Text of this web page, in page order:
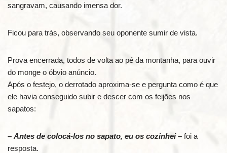
sangravam, causando imensa dor.
Ficou para trás, observando seu oponente sumir de vista.
Prova encerrada, todos de volta ao pé da montanha, para ouvir
do monge o óbvio anúncio.
Após o festejo, o derrotado aproxima-se e pergunta como é que
ele havia conseguido subir e descer com os feijões nos
sapatos:
– Antes de colocá-los no sapato, eu os cozinhei– foi a
resposta.